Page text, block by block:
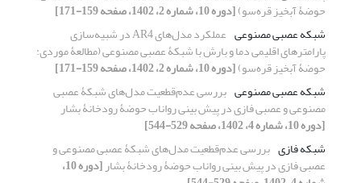
حوضۀ آبخیز قره‌سو)[دوره 10، شماره 2، 1402، صفحه 159-171]
شبکه عصبی مصنوعی
عملکرد مدل‌های AR4 در شبیه‌سازی
پارامترهای اقلیمی دما و بارش با شبکۀ عصبی مصنوعی (مطالعۀ موردی:
حوضۀ آبخیز قره‌سو)[دوره 10، شماره 2، 1402، صفحه 159-171]
شبکه عصبی مصنوعی بررسی عدم‌قطعیت مدل‌های شبکۀ عصبی
مصنوعی و عصبی فازی در پیش بینی رواناب حوضۀ رودخانۀ بشار
[دوره 10، شماره 4، 1402، صفحه 529-544]
شبکه فازی بررسی عدم‌قطعیت مدل‌های شبکۀ عصبی مصنوعی و
عصبی فازی در پیش بینی رواناب حوضۀ رودخانۀ بشار [دوره 10،